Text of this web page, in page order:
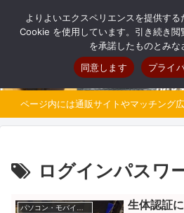
自分だけのオリジナルパソ
ページ内には通販サイトやマッチング
ログインパスワ
生体認証
よりよいエクスペリエンスを提供す
Cookie を使用しています。引き続き
を承諾したものとみな
同意します
プライ